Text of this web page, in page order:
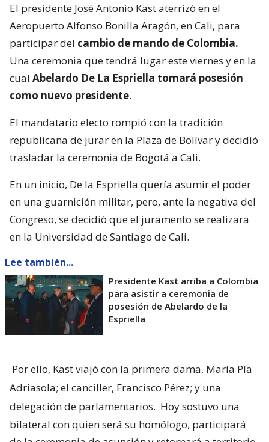
El presidente José Antonio Kast aterrizó en el
Aeropuerto Alfonso Bonilla Aragón, en Cali, para
participar del cambio de mando de Colombia.
Una ceremonia que tendrá lugar este viernes y en la
cual Abelardo De La Espriella tomará posesión
como nuevo presidente.
El mandatario electo rompió con la tradición
republicana de jurar en la Plaza de Bolívar y decidió
trasladar la ceremonia de Bogotá a Cali.
En un inicio, De la Espriella quería asumir el poder
en una guarnición militar, pero, ante la negativa del
Congreso, se decidió que el juramento se realizara
en la Universidad de Santiago de Cali.
Lee también...
Presidente Kast arriba a Colombia
para asistir a ceremonia de
posesión de Abelardo de la
Espriella
Por ello, Kast viajó con la primera dama, María Pía
Adriasola; el canciller, Francisco Pérez; y una
delegación de parlamentarios. Hoy sostuvo una
bilateral con quien será su homólogo, participará